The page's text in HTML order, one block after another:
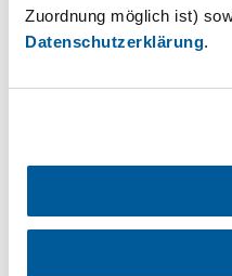
Zuordnung möglich ist)
Datenschutzerklärung.